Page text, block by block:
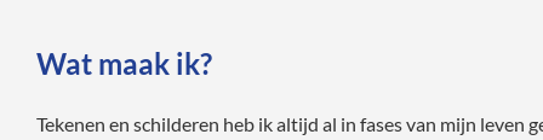
Wat maak ik?
Tekenen en schilderen heb ik altijd al in fases van mijn